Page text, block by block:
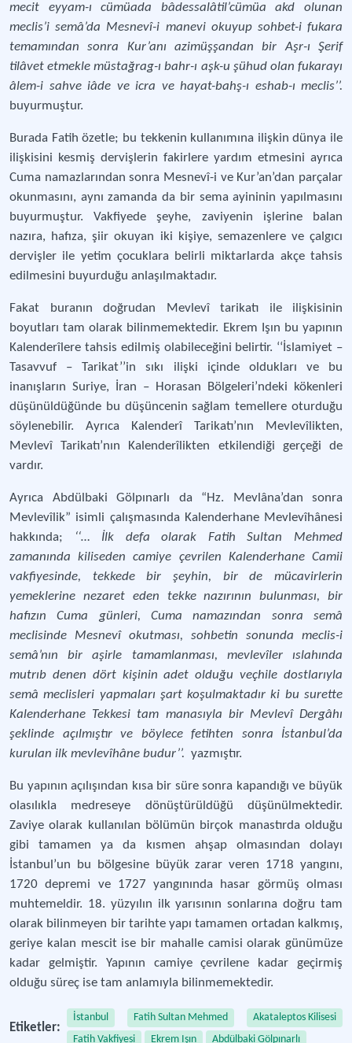
mecit eyyam-ı cümüada bâdessalâtil’cümüa akd olunan
meclis’i semâ’da Mesnevî-i manevi okuyup sohbet-i fukara
temamından sonra Kur’anı azimüşşandan bir Aşr-ı Şerif
tilâvet etmekle müstağrag-ı bahr-ı aşk-u şühud olan fukarayı
âlem-i sahve iâde ve icra ve hayat-bahş-ı eshab-ı meclis’’.
buyurmuştur.
Burada Fatih özetle; bu tekkenin kullanımına ilişkin dünya ile
ilişkisini kesmiş dervişlerin fakirlere yardım etmesini ayrıca
Cuma namazlarından sonra Mesnevî-i ve Kur’an’dan parçalar
okunmasını, aynı zamanda da bir sema ayininin yapılmasını
buyurmuştur. Vakfiyede şeyhe, zaviyenin işlerine balan
nazıra, hafıza, şiir okuyan iki kişiye, semazenlere ve çalgıcı
dervişler ile yetim çocuklara belirli miktarlarda akçe tahsis
edilmesini buyurduğu anlaşılmaktadır.
Fakat buranın doğrudan Mevlevî tarikatı ile ilişkisinin
boyutları tam olarak bilinmemektedir. Ekrem Işın bu yapının
Kalenderîlere tahsis edilmiş olabileceğini belirtir. ‘‘İslamiyet –
Tasavvuf – Tarikat’’in sıkı ilişki içinde oldukları ve bu
inanışların Suriye, İran – Horasan Bölgeleri’ndeki kökenleri
düşünüldüğünde bu düşüncenin sağlam temellere oturduğu
söylenebilir. Ayrıca Kalenderî Tarikatı’nın Mevlevîlikten,
Mevlevî Tarikatı’nın Kalenderîlikten etkilendiği gerçeği de
vardır.
Ayrıca Abdülbaki Gölpınarlı da “Hz. Mevlâna’dan sonra
Mevlevîlik” isimli çalışmasında Kalenderhane Mevlevîhânesi
hakkında; ‘‘… İlk defa olarak Fatih Sultan Mehmed
zamanında kiliseden camiye çevrilen Kalenderhane Camii
vakfiyesinde, tekkede bir şeyhin, bir de mücavirlerin
yemeklerine nezaret eden tekke nazırının bulunması, bir
hafızın Cuma günleri, Cuma namazından sonra semâ
meclisinde Mesnevî okutması, sohbetin sonunda meclis-i
semâ’nın bir aşirle tamamlanması, mevlevîler ıslahında
mutrıb denen dört kişinin adet olduğu veçhile dostlarıyla
semâ meclisleri yapmaları şart koşulmaktadır ki bu surette
Kalenderhane Tekkesi tam manasıyla bir Mevlevî Dergâhı
şeklinde açılmıştır ve böylece fetihten sonra İstanbul’da
kurulan ilk mevlevîhâne budur’’. yazmıştır.
Bu yapının açılışından kısa bir süre sonra kapandığı ve büyük
olasılıkla medreseye dönüştürüldüğü düşünülmektedir.
Zaviye olarak kullanılan bölümün birçok manastırda olduğu
gibi tamamen ya da kısmen ahşap olmasından dolayı
İstanbul’un bu bölgesine büyük zarar veren 1718 yangını,
1720 depremi ve 1727 yangınında hasar görmüş olması
muhtemeldir. 18. yüzyılın ilk yarısının sonlarına doğru tam
olarak bilinmeyen bir tarihte yapı tamamen ortadan kalkmış,
geriye kalan mescit ise bir mahalle camisi olarak günümüze
kadar gelmiştir. Yapının camiye çevrilene kadar geçirmiş
olduğu süreç ise tam anlamıyla bilinmemektedir.
Etiketler:
İstanbul Fatih Sultan Mehmed
Akataleptos Kilisesi
Fatih Vakfiyesi
Ekrem Işın Abdülbaki Gölpınarlı